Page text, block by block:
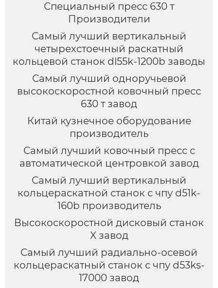
Специальный пресс 630 т
Производители
Самый лучший вертикальный
четырехстоечный раскатный
кольцевой станок dl55k-1200b заводы
Самый лучший одноручьевой
высокоскоростной ковочный пресс
630 т завод
Китай кузнечное оборудование
производитель
Самый лучший ковочный пресс с
автоматической центровкой завод
Самый лучший вертикальный
кольцераскатной станок с чпу d51k-
160b производитель
Высокоскоростной дисковый станок
X завод
Самый лучший радиально-осевой
кольцераскатный станок с чпу d53ks-
17000 завод